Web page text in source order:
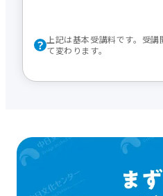
上記は基本受講料です。受
て変わります。